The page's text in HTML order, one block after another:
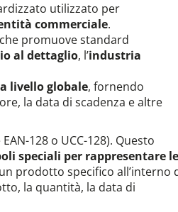
utilizzato per
commerciale.
promuove standard
al dettaglio, l’industria
livello globale, fornendo
la data di scadenza e altre
128 o UCC-128). Questo
speciali per rappresentare le
prodotto specifico all’interno
la quantità, la data di